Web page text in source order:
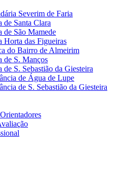
Severim de Faria
de Santa Clara
de São Mamede
Horta das Figueiras
do Bairro de Almeirim
de S. Manços
de S. Sebastião da Giesteira
de Água de Lupe
de S. Sebastião da Giesteira